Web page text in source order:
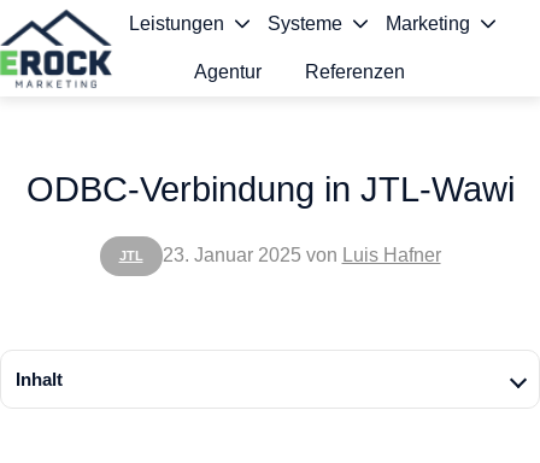
Leistungen Systeme Marketing
Agentur Referenzen
JTL
ODBC-Verbindung in JTL-Wawi
23. Januar 2025 von Luis Hafner
Inhalt